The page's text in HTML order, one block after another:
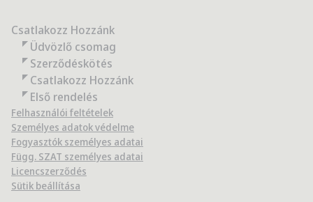
Csatlakozz Hozzánk
Üdvözlő csomag
Szerződéskötés
Csatlakozz Hozzánk
Első rendelés
Felhasználói feltételek
Személyes adatok védelme
Fogyasztók személyes adatai
Függ. SZAT személyes adatai
Licencszerződés
Sütik beállítása